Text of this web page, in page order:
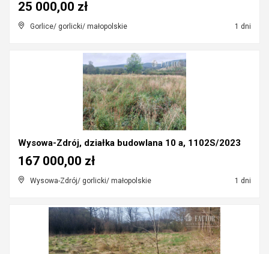
Gorlice/ gorlicki/ małopolskie 1 dni
25 000,00 zł
Wysowa-Zdrój, działka budowlana 10 a, 1102S/2023
Wysowa-Zdrój/ gorlicki/ małopolskie 1 dni
167 000,00 zł